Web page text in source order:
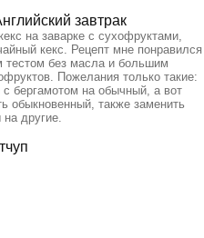
завтрак
на заварке с сухофруктами,
кекс. Рецепт мне понравился
тестом без масла и большим
Пожелания только такие:
с бергамотом на обычный, а вот
обыкновенный, также заменить
другие.